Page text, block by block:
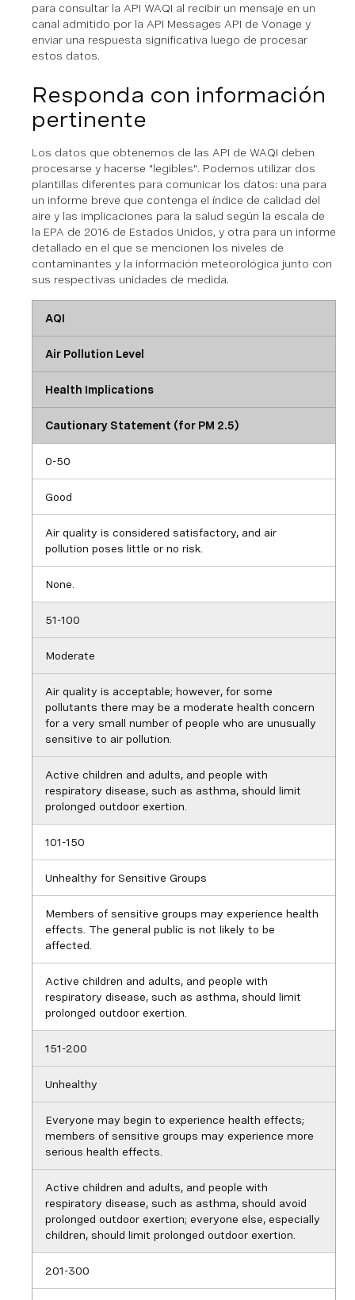
para consultar la API WAQI al recibir un mensaje en un
canal admitido por la API Messages API de Vonage y
enviar una respuesta significativa luego de procesar
estos datos.
Responda con información
pertinente
Los datos que obtenemos de las API de WAQI deben
procesarse y hacerse "legibles". Podemos utilizar dos
plantillas diferentes para comunicar los datos: una para
un informe breve que contenga el índice de calidad del
aire y las implicaciones para la salud según la escala de
la EPA de 2016 de Estados Unidos, y otra para un informe
detallado en el que se mencionen los niveles de
contaminantes y la información meteorológica junto con
sus respectivas unidades de medida.
AQI
Air Pollution Level
Health Implications
Cautionary Statement (for PM 2.5)
0-50
Good
Air quality is considered satisfactory, and air
pollution poses little or no risk.
None.
51-100
Moderate
Air quality is acceptable; however, for some
pollutants there may be a moderate health concern
for a very small number of people who are unusually
sensitive to air pollution.
Active children and adults, and people with
respiratory disease, such as asthma, should limit
prolonged outdoor exertion.
101-150
Unhealthy for Sensitive Groups
Members of sensitive groups may experience health
effects. The general public is not likely to be
affected.
Active children and adults, and people with
respiratory disease, such as asthma, should limit
prolonged outdoor exertion.
151-200
Unhealthy
Everyone may begin to experience health effects;
members of sensitive groups may experience more
serious health effects.
Active children and adults, and people with
respiratory disease, such as asthma, should avoid
prolonged outdoor exertion; everyone else, especially
children, should limit prolonged outdoor exertion.
201-300